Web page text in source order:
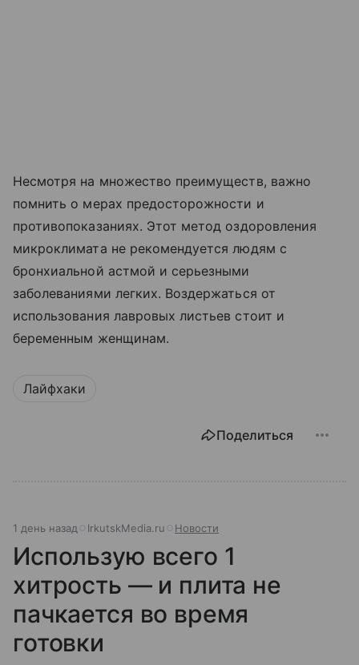
Несмотря на множество преимуществ, важно
помнить о мерах предосторожности и
противопоказаниях. Этот метод оздоровления
микроклимата не рекомендуется людям с
бронхиальной астмой и серьезными
заболеваниями легких. Воздержаться от
использования лавровых листьев стоит и
беременным женщинам.
Лайфхаки
Поделиться
1 день назад IrkutskMedia.ru Новости
Использую всего 1
хитрость — и плита не
пачкается во время
готовки